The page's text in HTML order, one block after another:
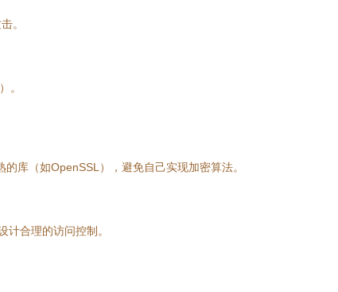
。
。
库（如OpenSSL），避免自己实现加密算法。
合理的访问控制。